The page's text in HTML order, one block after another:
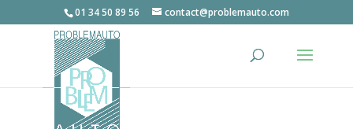
01 34 50 89 56 contact@problemauto.com